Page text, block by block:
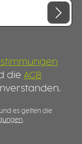
die AGB
und es gelten die